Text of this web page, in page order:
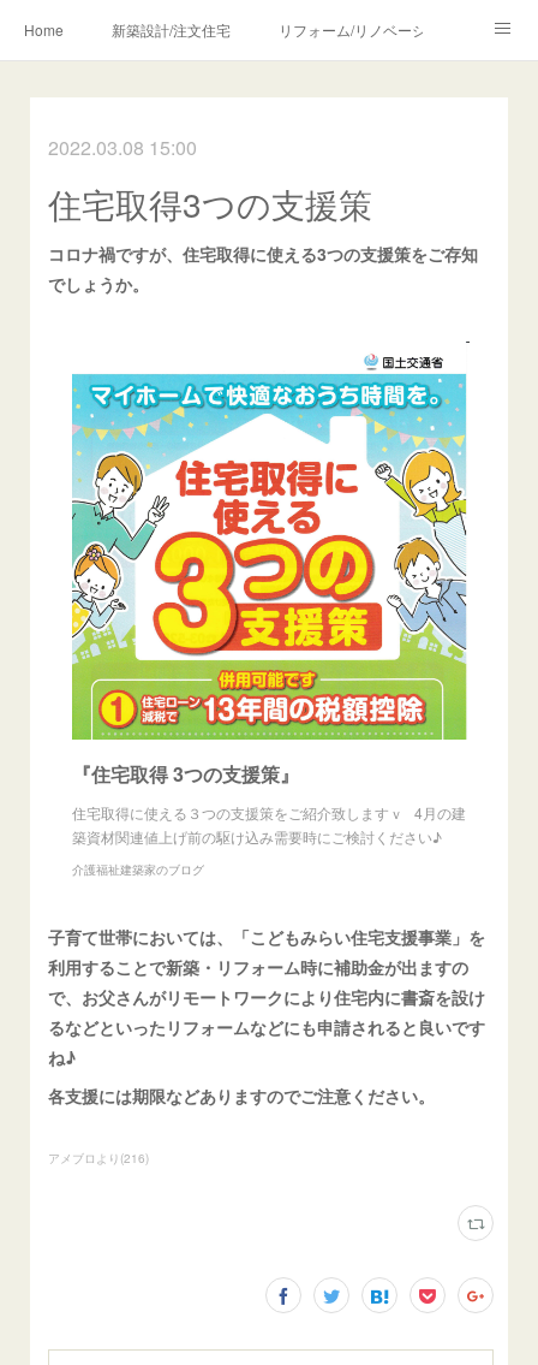
Home 新築設計/注文住宅 リフォーム/リノベーション
Profile/作品について お問合せ/アクセス
メディア・講師・執筆・SNS関連
2022.03.08 15:00
住宅取得3つの支援策
コロナ禍ですが、住宅取得に使える3つの支援策をご存知
でしょうか。
『住宅取得 3つの支援策』
住宅取得に使える３つの支援策をご紹介致しますｖ 4月の建
築資材関連値上げ前の駆け込み需要時にご検討ください♪
介護福祉建築家のブログ
子育て世帯においては、「こどもみらい住宅支援事業」を
利用することで新築・リフォーム時に補助金が出ますの
で、お父さんがリモートワークにより住宅内に書斎を設け
るなどといったリフォームなどにも申請されると良いです
ね♪
各支援には期限などありますのでご注意ください。
アメブロより (216)